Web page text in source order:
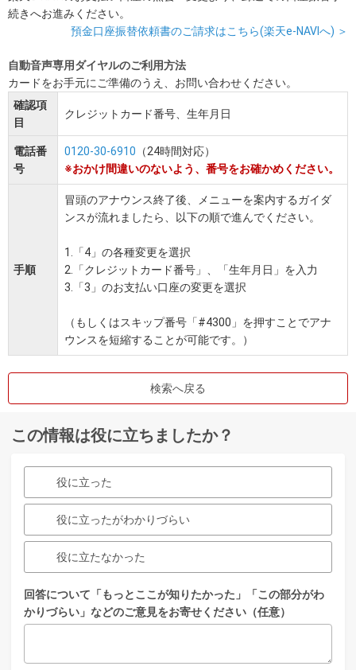
続きへお進みください。
預金口座振替依頼書のご請求はこちら(楽天e-NAVIへ) ＞
自動音声専用ダイヤルのご利用方法
カードをお手元にご準備のうえ、お問い合わせください。
確認項
目
クレジットカード番号、生年月日
電話番
号
0120-30-6910 （24時間対応）
※おかけ間違いのないよう、番号をお確かめください。
手順
冒頭のアナウンス終了後、メニューを案内するガイダ
ンスが流れましたら、以下の順で進んでください。
1.「4」の各種変更を選択
2.「クレジットカード番号」、「生年月日」を入力
3.「3」のお支払い口座の変更を選択
（もしくはスキップ番号「#4300」を押すことでアナ
ウンスを短縮することが可能です。）
検索へ戻る
この情報は役に立ちましたか？
役に立った
役に立ったがわかりづらい
役に立たなかった
回答について「もっとここが知りたかった」「この部分がわ
かりづらい」などのご意見をお寄せください（任意）